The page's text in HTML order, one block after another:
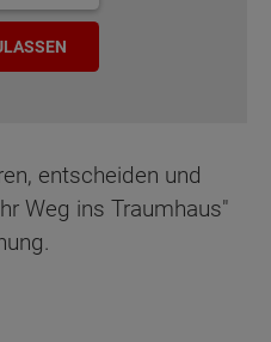
entscheiden und
Weg ins Traumhaus"